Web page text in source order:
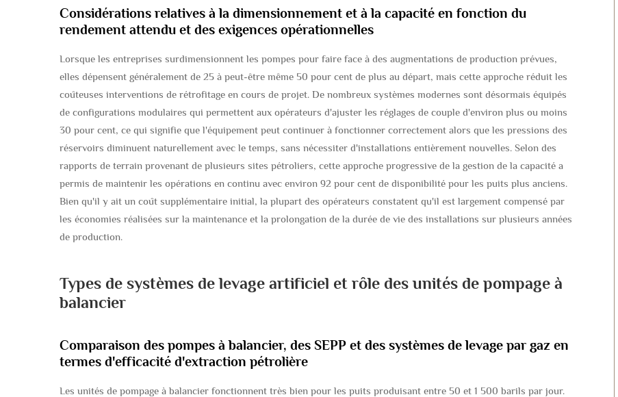
Considérations relatives à la dimensionnement et à la capacité en fonction du
rendement attendu et des exigences opérationnelles
Lorsque les entreprises surdimensionnent les pompes pour faire face à des augmentations de production prévues,
elles dépensent généralement de 25 à peut-être même 50 pour cent de plus au départ, mais cette approche réduit les
coûteuses interventions de rétrofitage en cours de projet. De nombreux systèmes modernes sont désormais équipés
de configurations modulaires qui permettent aux opérateurs d'ajuster les réglages de couple d'environ plus ou moins
30 pour cent, ce qui signifie que l'équipement peut continuer à fonctionner correctement alors que les pressions des
réservoirs diminuent naturellement avec le temps, sans nécessiter d'installations entièrement nouvelles. Selon des
rapports de terrain provenant de plusieurs sites pétroliers, cette approche progressive de la gestion de la capacité a
permis de maintenir les opérations en continu avec environ 92 pour cent de disponibilité pour les puits plus anciens.
Bien qu'il y ait un coût supplémentaire initial, la plupart des opérateurs constatent qu'il est largement compensé par
les économies réalisées sur la maintenance et la prolongation de la durée de vie des installations sur plusieurs années
de production.
Types de systèmes de levage artificiel et rôle des unités de pompage à
balancier
Comparaison des pompes à balancier, des SEPP et des systèmes de levage par gaz en
termes d'efficacité d'extraction pétrolière
Les unités de pompage à balancier fonctionnent très bien pour les puits produisant entre 50 et 1 500 barils par jour.